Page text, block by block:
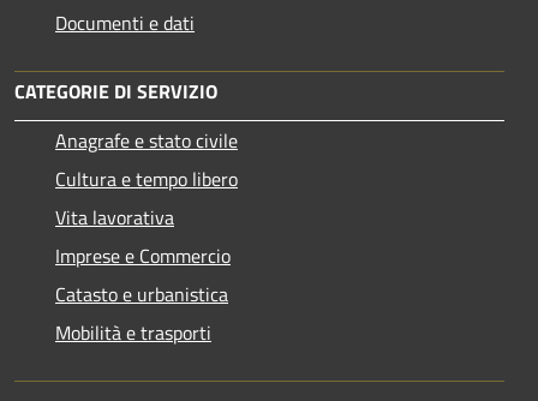
Documenti e dati
CATEGORIE DI SERVIZIO
Anagrafe e stato civile
Cultura e tempo libero
Vita lavorativa
Imprese e Commercio
Catasto e urbanistica
Mobilità e trasporti